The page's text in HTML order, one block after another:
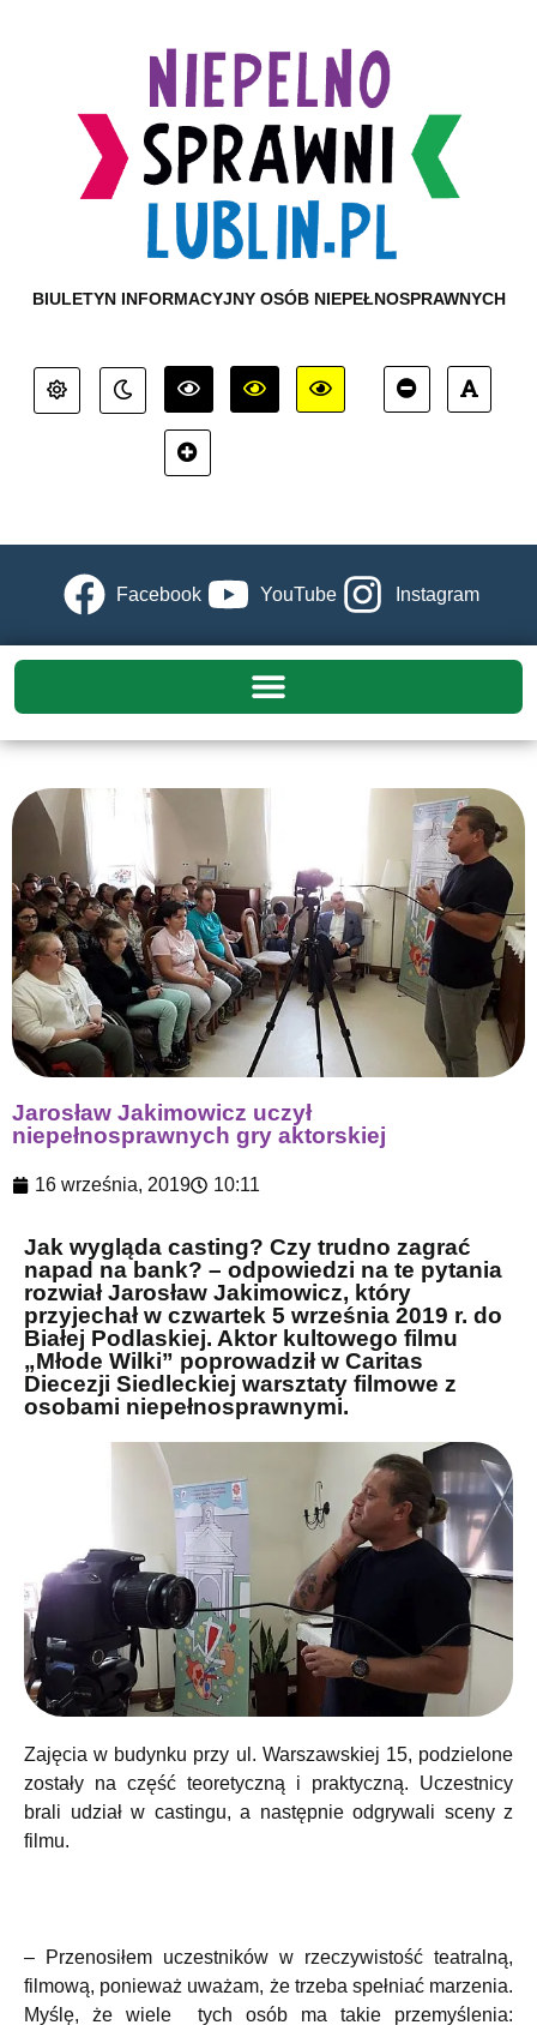
BIULETYN INFORMACYJNY OSÓB NIEPEŁNOSPRAWNYCH
Facebook YouTube Instagram
Jarosław Jakimowicz uczył
niepełnosprawnych gry aktorskiej
16 września, 2019 10:11
Jak wygląda casting? Czy trudno zagrać
napad na bank? – odpowiedzi na te pytania
rozwiał Jarosław Jakimowicz, który
przyjechał w czwartek 5 września 2019 r. do
Białej Podlaskiej. Aktor kultowego filmu
„Młode Wilki” poprowadził w Caritas
Diecezji Siedleckiej warsztaty filmowe z
osobami niepełnosprawnymi.
Zajęcia w budynku przy ul. Warszawskiej 15, podzielone
zostały na część teoretyczną i praktyczną. Uczestnicy
brali udział w castingu, a następnie odgrywali sceny z
filmu.
– Przenosiłem uczestników w rzeczywistość teatralną,
filmową, ponieważ uważam, że trzeba spełniać marzenia.
Myślę, że wiele tych osób ma takie przemyślenia: